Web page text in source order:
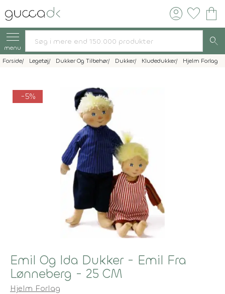
account_circle favorite shopping_bag
menu search
Forside Legetøj Dukker Og Tilbehør Dukker Kludedukker Hjelm Forlag
-5%
Emil Og Ida Dukker - Emil Fra
Lønneberg - 25 CM
Hjelm Forlag